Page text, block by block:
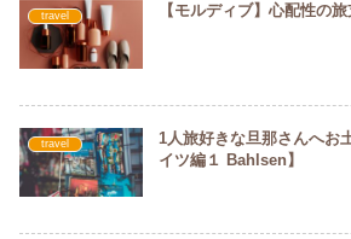
travel 【モルディブ】心配性の
travel
1人旅好きな旦那さんへお
イツ編１ Bahlsen】